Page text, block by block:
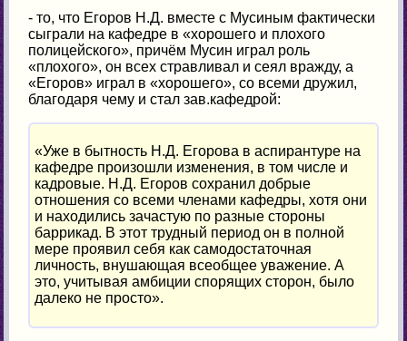
- то, что Егоров Н.Д. вместе с Мусиным фактически
сыграли на кафедре в «хорошего и плохого
полицейского», причём Мусин играл роль
«плохого», он всех стравливал и сеял вражду, а
«Егоров» играл в «хорошего», со всеми дружил,
благодаря чему и стал зав.кафедрой:
«Уже в бытность Н.Д. Егорова в аспирантуре на
кафедре произошли изменения, в том числе и
кадровые. Н.Д. Егоров сохранил добрые
отношения со всеми членами кафедры, хотя они
и находились зачастую по разные стороны
баррикад. В этот трудный период он в полной
мере проявил себя как самодостаточная
личность, внушающая всеобщее уважение. А
это, учитывая амбиции спорящих сторон, было
далеко не просто».